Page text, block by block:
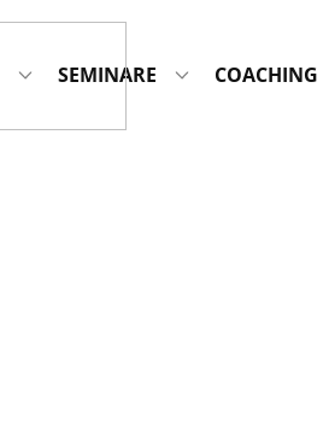
SEMINARE COACHING